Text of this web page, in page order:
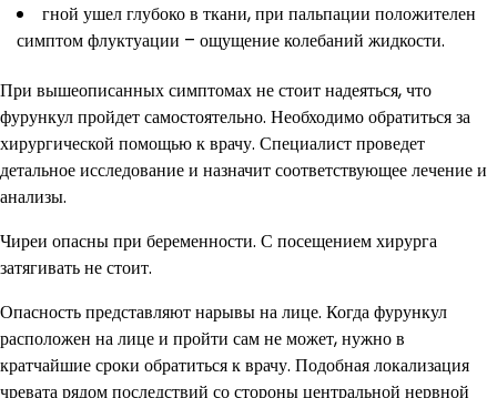
гной ушел глубоко в ткани, при пальпации положителен
симптом флуктуации – ощущение колебаний жидкости.
При вышеописанных симптомах не стоит надеяться, что
фурункул пройдет самостоятельно. Необходимо обратиться за
хирургической помощью к врачу. Специалист проведет
детальное исследование и назначит соответствующее лечение и
анализы.
Чиреи опасны при беременности. С посещением хирурга
затягивать не стоит.
Опасность представляют нарывы на лице. Когда фурункул
расположен на лице и пройти сам не может, нужно в
кратчайшие сроки обратиться к врачу. Подобная локализация
чревата рядом последствий со стороны центральной нервной